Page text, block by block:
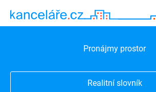
Pronájmy prostor
Realitní slovník